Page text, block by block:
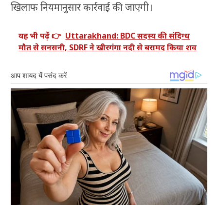
खिलाफ नियमानुसार कार्रवाई की जाएगी।
यह भी पढ़ें 👉 Uttarakhand: BDC सदस्य की संदिग्ध
मौत से सनसनी, SDRF ने खीरगंगा नदी से बरामद किया शव